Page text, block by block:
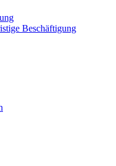
Beschäftigung